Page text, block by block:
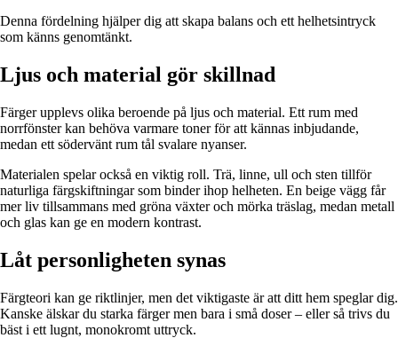
Denna fördelning hjälper dig att skapa balans och ett helhetsintryck
som känns genomtänkt.
Ljus och material gör skillnad
Färger upplevs olika beroende på ljus och material. Ett rum med
norrfönster kan behöva varmare toner för att kännas inbjudande,
medan ett södervänt rum tål svalare nyanser.
Materialen spelar också en viktig roll. Trä, linne, ull och sten tillför
naturliga färgskiftningar som binder ihop helheten. En beige vägg får
mer liv tillsammans med gröna växter och mörka träslag, medan metall
och glas kan ge en modern kontrast.
Låt personligheten synas
Färgteori kan ge riktlinjer, men det viktigaste är att ditt hem speglar dig.
Kanske älskar du starka färger men bara i små doser – eller så trivs du
bäst i ett lugnt, monokromt uttryck.